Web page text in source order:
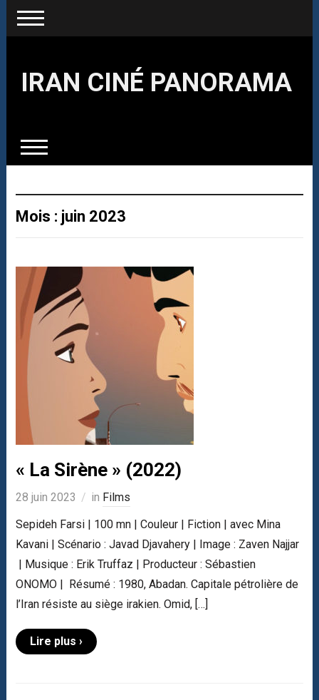
IRAN CINÉ PANORAMA
Mois : juin 2023
« La Sirène » (2022)
28 juin 2023 in Films
Sepideh Farsi | 100 mn | Couleur | Fiction | avec Mina
Kavani | Scénario : Javad Djavahery | Image : Zaven Najjar
| Musique : Erik Truffaz | Producteur : Sébastien
ONOMO | Résumé : 1980, Abadan. Capitale pétrolière de
l’Iran résiste au siège irakien. Omid, […]
Lire plus ›